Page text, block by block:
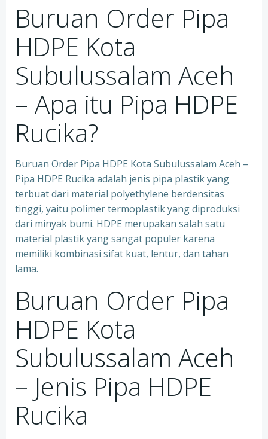
Buruan Order Pipa
HDPE Kota
Subulussalam Aceh
– Apa itu Pipa HDPE
Rucika?
Buruan Order Pipa HDPE Kota Subulussalam Aceh –
Pipa HDPE Rucika adalah jenis pipa plastik yang
terbuat dari material polyethylene berdensitas
tinggi, yaitu polimer termoplastik yang diproduksi
dari minyak bumi. HDPE merupakan salah satu
material plastik yang sangat populer karena
memiliki kombinasi sifat kuat, lentur, dan tahan
lama.
Buruan Order Pipa
HDPE Kota
Subulussalam Aceh
– Jenis Pipa HDPE
Rucika